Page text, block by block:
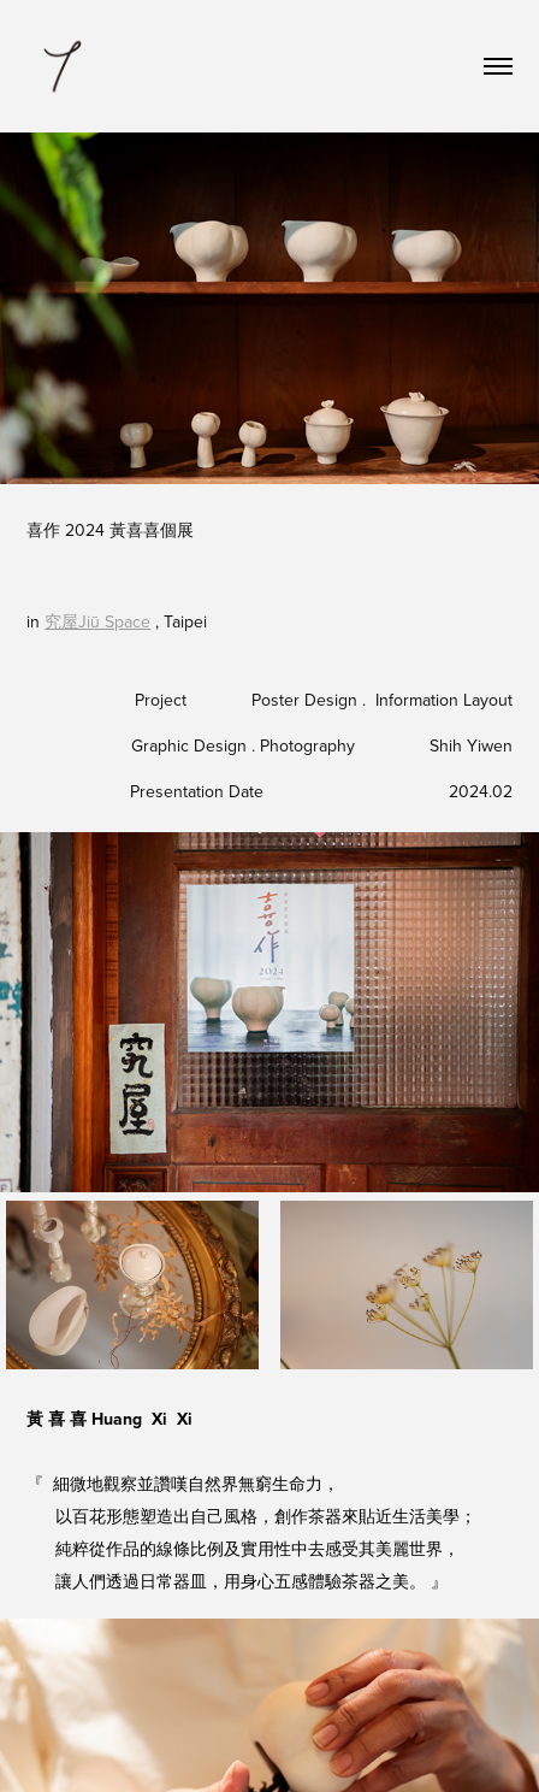
喜作 2024 黃喜喜個展
in 究屋Jiū Space , Taipei
Project Poster Design . Information Layout
Graphic Design . Photography Shih Yiwen
Presentation Date 2024.02
黃 喜 喜 Huang Xi Xi
『 細微地觀察並讚嘆自然界無窮生命力，
以百花形態塑造出自己風格，創作茶器來貼近生活美學；
純粹從作品的線條比例及實用性中去感受其美麗世界，
讓人們透過日常器皿，用身心五感體驗茶器之美。 』